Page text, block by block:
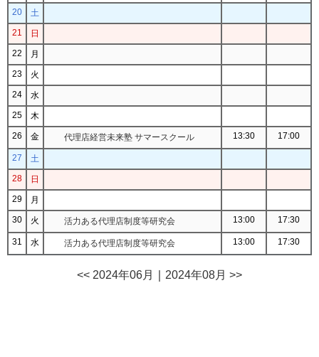
20
土
21
日
22
月
23
火
24
水
25
木
26
金 代理店経営未来塾 サマースクール 13:30 17:00
27
土
28
日
29
月
30
火 活力ある代理店制度等研究会 13:00 17:30
31 水 活力ある代理店制度等研究会 13:00 17:30
<< 2024年06月 2024年08月 >>